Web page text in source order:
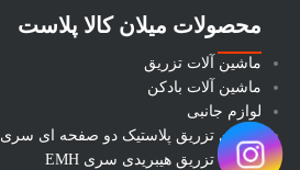
محصولات میلان کالا پلاست
ماشین آلات تزریق
ماشین آلات بادکن
لوازم جانبی
ماشین تزریق پلاستیک دو صفحه ای سری DP
ماشین تزریق هیبریدی سری EMH